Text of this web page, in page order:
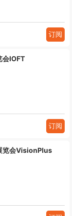
订阅
会IOFT
订阅
览会VisionPlus